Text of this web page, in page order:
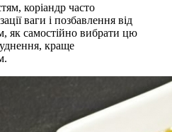
коріандр часто
ваги і позбавлення від
як самостійно вибрати цю
краще